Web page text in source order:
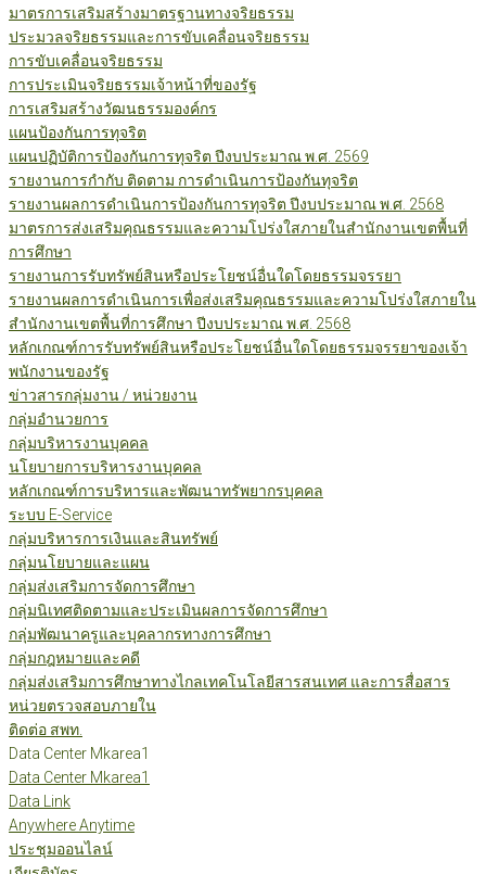
มาตรการเสริมสร้างมาตรฐานทางจริยธรรม
ประมวลจริยธรรมและการขับเคลื่อนจริยธรรม
การขับเคลื่อนจริยธรรม
การประเมินจริยธรรมเจ้าหน้าที่ของรัฐ
การเสริมสร้างวัฒนธรรมองค์กร
แผนป้องกันการทุจริต
แผนปฏิบัติการป้องกันการทุจริต ปีงบประมาณ พ.ศ. 2569
รายงานการกำกับ ติดตาม การดำเนินการป้องกันทุจริต
รายงานผลการดำเนินการป้องกันการทุจริต ปีงบประมาณ พ.ศ. 2568
มาตรการส่งเสริมคุณธรรมและความโปร่งใสภายในสำนักงานเขตพื้นที่
การศึกษา
รายงานการรับทรัพย์สินหรือประโยชน์อื่นใดโดยธรรมจรรยา
รายงานผลการดำเนินการเพื่อส่งเสริมคุณธรรมและความโปร่งใสภายใน
สำนักงานเขตพื้นที่การศึกษา ปีงบประมาณ พ.ศ. 2568
หลักเกณฑ์การรับทรัพย์สินหรือประโยชน์อื่นใดโดยธรรมจรรยาของเจ้า
พนักงานของรัฐ
ข่าวสารกลุ่มงาน / หน่วยงาน
กลุ่มอำนวยการ
กลุ่มบริหารงานบุคคล
นโยบายการบริหารงานบุคคล
หลักเกณฑ์การบริหารและพัฒนาทรัพยากรบุคคล
ระบบ E-Service
กลุ่มบริหารการเงินและสินทรัพย์
กลุ่มนโยบายและแผน
กลุ่มส่งเสริมการจัดการศึกษา
กลุ่มนิเทศติดตามและประเมินผลการจัดการศึกษา
กลุ่มพัฒนาครูและบุคลากรทางการศึกษา
กลุ่มกฎหมายและคดี
กลุ่มส่งเสริมการศึกษาทางไกลเทคโนโลยีสารสนเทศ และการสื่อสาร
หน่วยตรวจสอบภายใน
ติดต่อ สพท.
Data Center Mkarea1
Data Center Mkarea1
Data Link
Anywhere Anytime
ประชุมออนไลน์